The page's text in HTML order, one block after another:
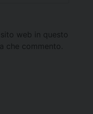
web in questo
che commento.